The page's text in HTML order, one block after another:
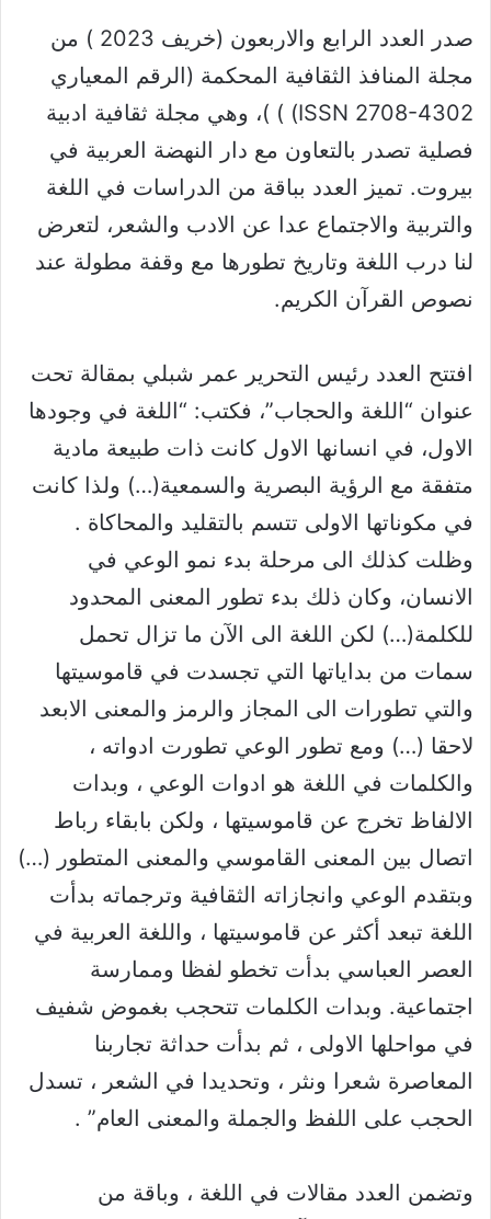
صدر العدد الرابع والاربعون (خريف 2023 ) من
مجلة المنافذ الثقافية المحكمة (الرقم المعياري
ISSN 2708-4302) ) )، وهي مجلة ثقافية ادبية
فصلية تصدر بالتعاون مع دار النهضة العربية في
بيروت. تميز العدد بباقة من الدراسات في اللغة
والتربية والاجتماع عدا عن الادب والشعر، لتعرض
لنا درب اللغة وتاريخ تطورها مع وقفة مطولة عند
نصوص القرآن الكريم.
افتتح العدد رئيس التحرير عمر شبلي بمقالة تحت
عنوان “اللغة والحجاب”، فكتب: “اللغة في وجودها
الاول، في انسانها الاول كانت ذات طبيعة مادية
متفقة مع الرؤية البصرية والسمعية(…) ولذا كانت
في مكوناتها الاولى تتسم بالتقليد والمحاكاة .
وظلت كذلك الى مرحلة بدء نمو الوعي في
الانسان، وكان ذلك بدء تطور المعنى المحدود
للكلمة(…) لكن اللغة الى الآن ما تزال تحمل
سمات من بداياتها التي تجسدت في قاموسيتها
والتي تطورات الى المجاز والرمز والمعنى الابعد
لاحقا (…) ومع تطور الوعي تطورت ادواته ،
والكلمات في اللغة هو ادوات الوعي ، وبدات
الالفاظ تخرج عن قاموسيتها ، ولكن بابقاء رباط
اتصال بين المعنى القاموسي والمعنى المتطور (…)
وبتقدم الوعي وانجازاته الثقافية وترجماته بدأت
اللغة تبعد أكثر عن قاموسيتها ، واللغة العربية في
العصر العباسي بدأت تخطو لفظا وممارسة
اجتماعية. وبدات الكلمات تتحجب بغموض شفيف
في مواحلها الاولى ، ثم بدأت حداثة تجاربنا
المعاصرة شعرا ونثر ، وتحديدا في الشعر ، تسدل
الحجب على اللفظ والجملة والمعنى العام” .
وتضمن العدد مقالات في اللغة ، وباقة من